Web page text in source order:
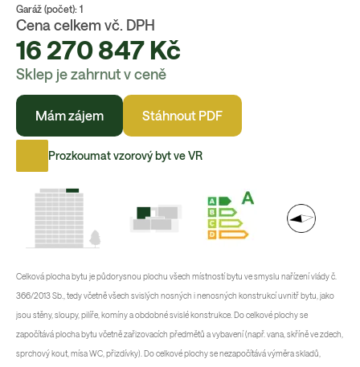
Garáž (počet): 1
Cena celkem vč. DPH
16 270 847 Kč
Sklep je zahrnut v ceně
Mám zájem Stáhnout PDF
Prozkoumat vzorový byt ve VR
Celková plocha bytu je půdorysnou plochu všech místností bytu ve smyslu nařízení vlády č.
366/2013 Sb., tedy včetně všech svislých nosných i nenosných konstrukcí uvnitř bytu, jako
jsou stěny, sloupy, pilíře, komíny a obdobné svislé konstrukce. Do celkové plochy se
započítává plocha bytu včetně zařizovacích předmětů a vybavení (např. vana, skříně ve zdech,
sprchový kout, mísa WC, přizdívky). Do celkové plochy se nezapočítává výměra skladů,